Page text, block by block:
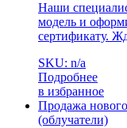
Наши
модель и
сертификату.
SKU: n/a
Подробнее
в избранное
Продажа
(облучатели)